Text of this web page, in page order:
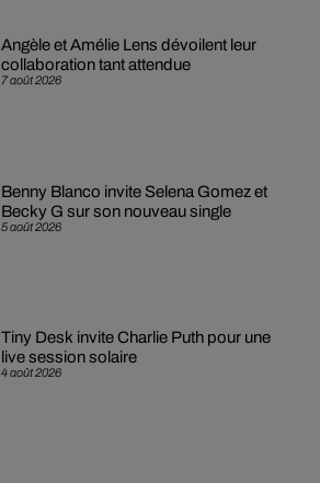
7 août 2026
Angèle et Amélie Lens dévoilent leur
collaboration tant attendue
5 août 2026
Benny Blanco invite Selena Gomez et
Becky G sur son nouveau single
4 août 2026
Tiny Desk invite Charlie Puth pour une
live session solaire